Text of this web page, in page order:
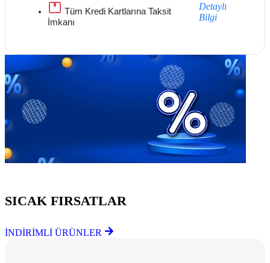
Tüm Kredi Kartlarına Taksit
İmkanı
Detaylı
Bilgi
SICAK FIRSATLAR
İNDİRİMLİ ÜRÜNLER